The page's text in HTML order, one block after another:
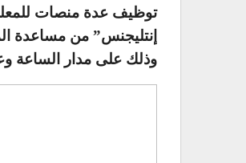
توظيف عدة منصات
إنتليجنس” من مساعدة
وذلك على مدار الساعة